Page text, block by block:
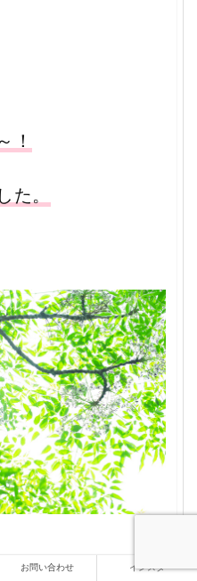
！
。
お問い合わせ インスタ